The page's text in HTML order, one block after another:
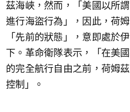
茲海峽，然而，「美國以所
進行海盜行為」，因此，荷
「先前的狀態」，意即處於
下。革命衛隊表示，「在美
的完全航行自由之前，荷姆
控制」。